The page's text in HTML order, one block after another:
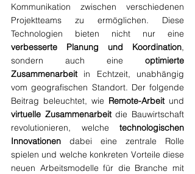
Kommunikation zwischen verschiedenen
Projektteams zu ermöglichen. Diese
verbesserte Planung und Koordination,
sondern auch eine optimierte
Zusammenarbeit in Echtzeit, unabhängig
vom geografischen Standort. Der folgende
Beitrag beleuchtet, wie Remote-Arbeit
virtuelle Zusammenarbeit die Bauwirtschaft
revolutionieren, welche technologischen
Innovationen dabei eine zentrale Rolle
spielen und welche konkreten Vorteile diese
neuen Arbeitsmodelle für die Branche mit